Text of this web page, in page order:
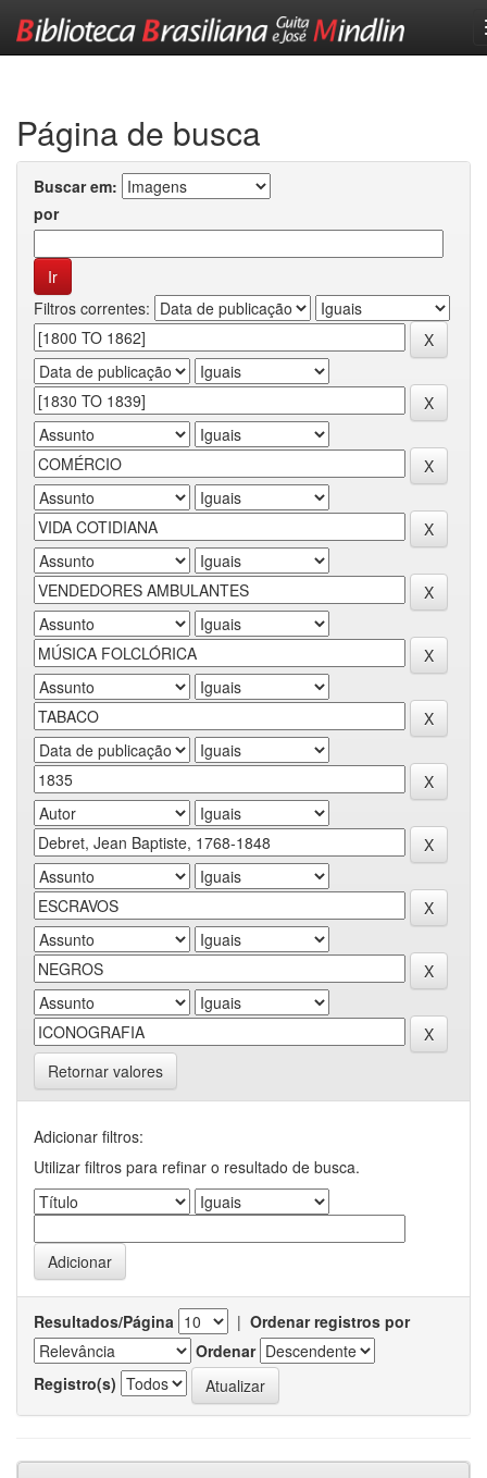
Página de busca
Buscar em:
por
Filtros correntes:
Retornar valores
Adicionar filtros:
Utilizar filtros para refinar o resultado de busca.
Resultados/Página | Ordenar registros por
Ordenar
Registro(s)